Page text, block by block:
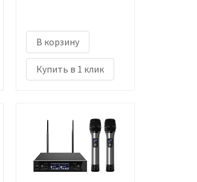
В корзину
Купить в 1 клик